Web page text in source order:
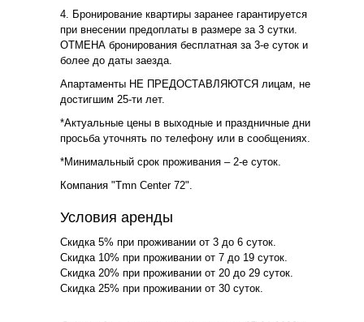
4. Бронирование квартиры заранее гарантируется
при внесении предоплаты в размере за 3 сутки.
ОТМЕНА бронирования бесплатная за 3-е суток и
более до даты заезда.
Апартаменты НЕ ПРЕДОСТАВЛЯЮТСЯ лицам, не
достигшим 25-ти лет.
*Актуальные цены в выходные и праздничные дни
просьба уточнять по телефону или в сообщениях.
*Минимальный срок проживания – 2-е суток.
Компания "Tmn Center 72".
Условия аренды
Скидка 5% при проживании от 3 до 6 суток.
Скидка 10% при проживании от 7 до 19 суток.
Скидка 20% при проживании от 20 до 29 суток.
Скидка 25% при проживании от 30 суток.